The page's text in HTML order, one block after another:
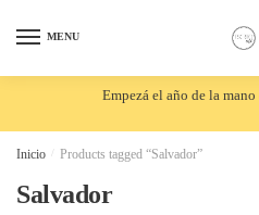
MENU
Empezá el año de la mano
Inicio Products tagged “Salvador”
Salvador